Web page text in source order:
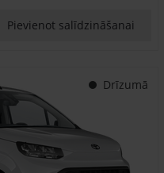
Pievienot salīdzināšanai
Drīzumā